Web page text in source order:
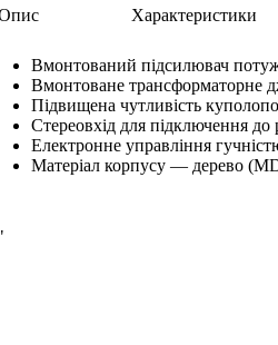
Характеристики
Вмонтований підсилювач
Вмонтоване трансформаторне
Підвищена чутливість
Стереовхід для підключення до
Електронне управління
Матеріал корпусу — дерево